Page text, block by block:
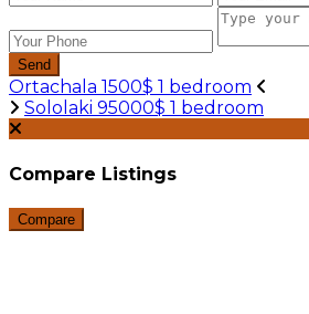
Send
Ortachala 1500$ 1 bedroom
Sololaki 95000$ 1 bedroom
Compare Listings
Compare